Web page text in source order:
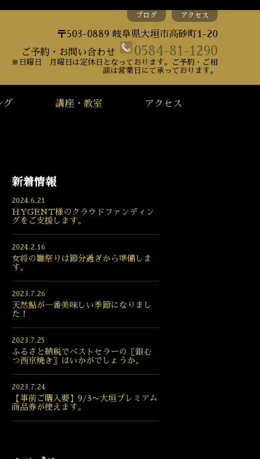
ブログ アクセス
〒503-0889 岐阜県大垣市高砂町1-20
ご予約・お問い合わせ
0584-81-1290
※日曜日 月曜日は定休日となっております。ご予約・ご相
談は営業日にて承っております。
グ 講座・教室 アクセス
新着情報
2024.6.21
HYGENT様のクラウドファンディン
グをご支援します。
2024.2.16
女将の雛祭りは節分過ぎから準備しま
す。
2023.7.26
天然鮎が一番美味しい季節になりまし
た！
2023.7.25
ふるさと納税でベストセラーの〖銀む
つ西京焼き〗はいかがでしょうか。
2023.7.24
【事前ご購入要】9/3〜大垣プレミアム
商品券が使えます。